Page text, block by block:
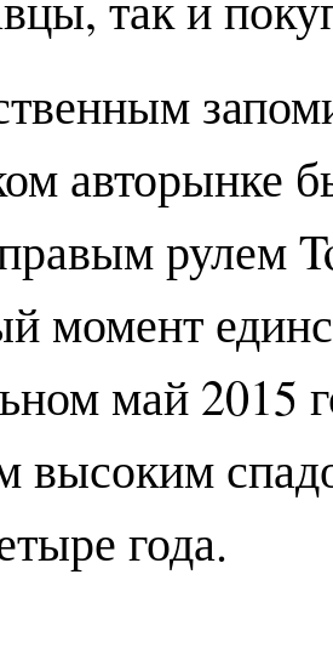
авторынке
рулем
момент
май 2015
высоким
года.